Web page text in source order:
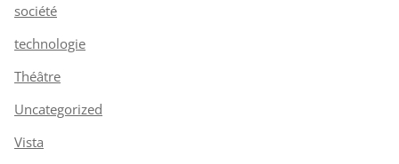
société
technologie
Théâtre
Uncategorized
Vista